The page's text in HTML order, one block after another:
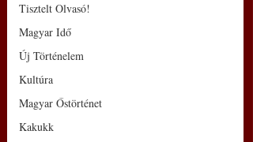
Tisztelt Olvasó!
Magyar Idő
Új Történelem
Kultúra
Magyar Őstörténet
Kakukk